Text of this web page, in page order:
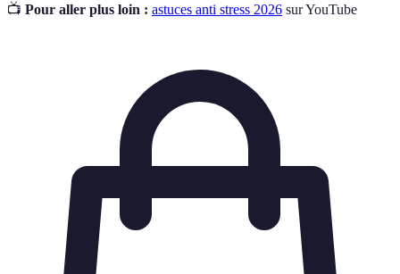
📺 Pour aller plus loin : astuces anti stress 2026 sur YouTube